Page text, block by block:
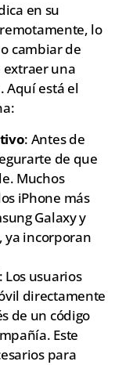
en su
lo
cambiar de
extraer una
Aquí está el
: Antes de
de que
Muchos
iPhone más
Galaxy y
ya incorporan
: Los usuarios
directamente
de un código
Este
para